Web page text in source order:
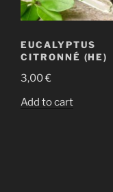
EUCALYPTUS
CITRONNÉ (HE)
3,00€
Add to cart